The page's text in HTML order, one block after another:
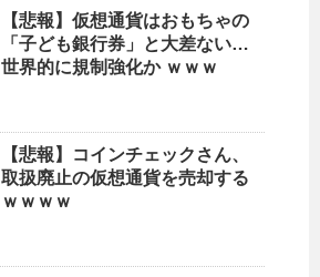
【悲報】仮想通貨はおもちゃの
「子ども銀行券」と大差ない…
世界的に規制強化か ｗｗｗ
【悲報】コインチェックさん、
取扱廃止の仮想通貨を売却する
ｗｗｗｗ